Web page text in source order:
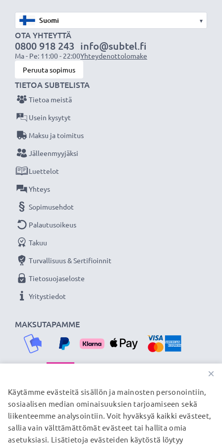
käsikonsoliin/pelikonsolin ohjaimeen
Teknologia:Litiumpolymeeri
Kapasiteetti:3600mAh
Jännite:3.6V - 3.7V
Mitat:74.50 x 66.90 x 4.70mm
Väri:Musta
CELLONIC vaihtoakku - korkeaa laatua edulliseen
hintaan.
★3 vuoden takuu
Olemme vuonna 2004 perustettu kansainvälinen
verkkokauppa, joka tarjoaa laadukkaita tuotteita, ja
siksi tarjoamme 36 kuukauden takuun!
▾
OTA YHTEYTTÄ
0800 918 243
Ma - Pe: 11:00 - 22:00
info@subtel.fi
Yhteydenottolomake
Peruuta sopimus
MAKSUTAPAMME
TIETOA SUBTELISTA
Tietoa meistä
Usein kysytyt
Maksu ja toimitus
Jälleenmyyjäksi
Luettelot
Yhteys
Sopimusehdot
Palautusoikeus
Takuu
Turvallisuus & Sertifioinnit
Tietosuojaseloste
Yritystiedot
TOIMITUSKUMPPANIMME
© subtel.fi 2026
Kaikki hinnat sisältävät arvonlisäveron, mutta ei
×
Käytämme evästeitä sisällön ja mainosten personointiin,
sosiaalisen median ominaisuuksien tarjoamiseen sekä
liikenteemme analysointiin. Voit hyväksyä kaikki evästeet,
sallia vain välttämättömät evästeet tai hallita omia
asetuksiasi. Lisätietoja evästeiden käytöstä löytyy